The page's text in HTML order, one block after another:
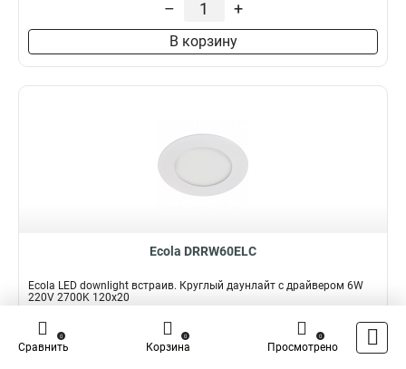
– +
В корзину
Ecola DRRW60ELC
Ecola LED downlight встраив. Круглый даунлайт с драйвером 6W
220V 2700K 120x20
Подробнее Сравнить
Наличие:
Сравнить
0
Корзина
0
Просмотрено
0